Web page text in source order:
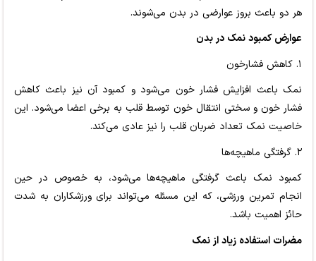
هر دو باعث بروز عوارضی در بدن می‌شوند.
عوارض کمبود نمک در بدن
۱. کاهش فشارخون
نمک باعث افزایش فشار خون می‌شود و کمبود آن نیز باعث کاهش
فشار خون و سختی انتقال خون توسط قلب به برخی اعضا می‌شود. این
خاصیت نمک تعداد ضربان قلب را نیز عادی می‌کند.
۲. گرفتگی ماهیچه‌ها
کمبود نمک باعث گرفتگی ماهیچه‌ها می‌شود، به خصوص در حین
انجام تمرین ورزشی، که این مسئله می‌تواند برای ورزشکاران به شدت
حائز اهمیت باشد.
مضرات استفاده زیاد از نمک